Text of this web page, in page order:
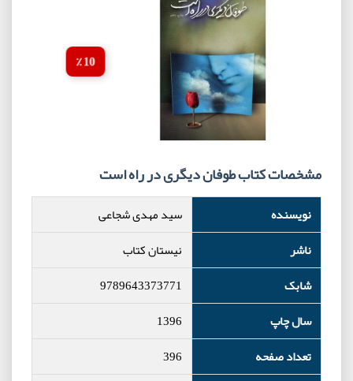
10 ٪
مشخصات کتاب طوفان دیگری در راه است
نویسنده
سید مهدی شجاعی
ناشر
نیستان کتاب
شابک
9789643373771
سال چاپ
1396
تعداد صفحه
396